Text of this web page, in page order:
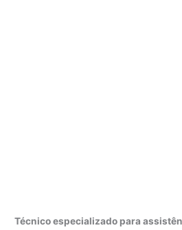
Técnico especializado para